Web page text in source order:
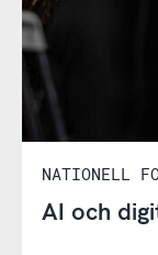
NATIONELL
AI och